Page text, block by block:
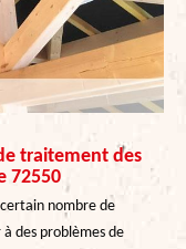
traitement des
72550
nombre de
des problèmes de